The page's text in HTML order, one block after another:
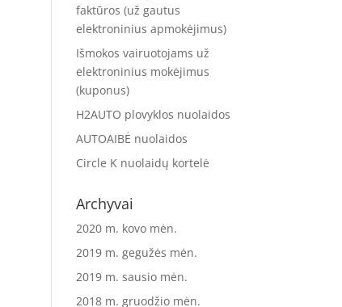
faktūros (už gautus
elektroninius apmokėjimus)
Išmokos vairuotojams už
elektroninius mokėjimus
(kuponus)
H2AUTO plovyklos nuolaidos
AUTOAIBĖ nuolaidos
Circle K nuolaidų kortelė
Archyvai
2020 m. kovo mėn.
2019 m. gegužės mėn.
2019 m. sausio mėn.
2018 m. gruodžio mėn.